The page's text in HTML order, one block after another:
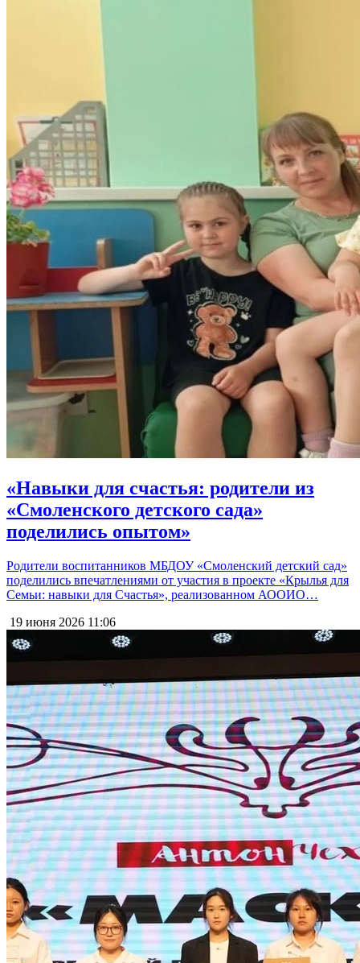
«Навыки для счастья: родители из
«Смоленского детского сада»
поделились опытом»
Родители воспитанников МБДОУ «Смоленский детский сад»
поделились впечатлениями от участия в проекте «Крылья для
Семьи: навыки для Счастья», реализованном АООИО…
19 июня 2026 11:06